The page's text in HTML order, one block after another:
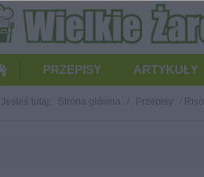
PRZEPISY ARTYKUŁY
Jesteś tutaj: Strona główna / Przepisy /